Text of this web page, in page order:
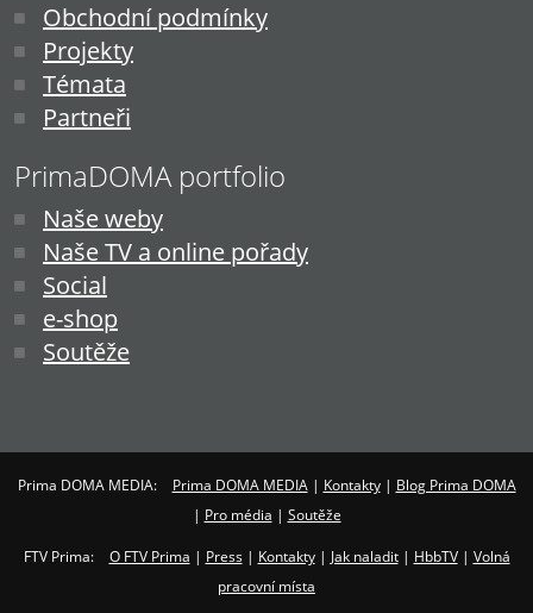
Obchodní podmínky
Projekty
Témata
Partneři
PrimaDOMA portfolio
Naše weby
Naše TV a online pořady
Social
e-shop
Soutěže
Prima DOMA MEDIA: Prima DOMA MEDIA| Kontakty| Blog Prima DOMA
| Pro média | Soutěže
FTV Prima: O FTV Prima | Press| Kontakty| Jak naladit| HbbTV| Volná
pracovní místa